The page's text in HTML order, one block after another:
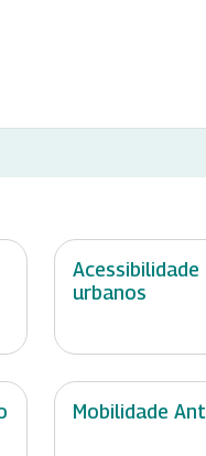
Acessibilidade
urbanos
Mobilidade